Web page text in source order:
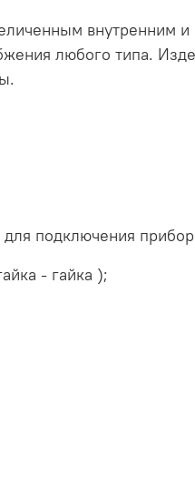
любого типа.
подключения
- гайка );